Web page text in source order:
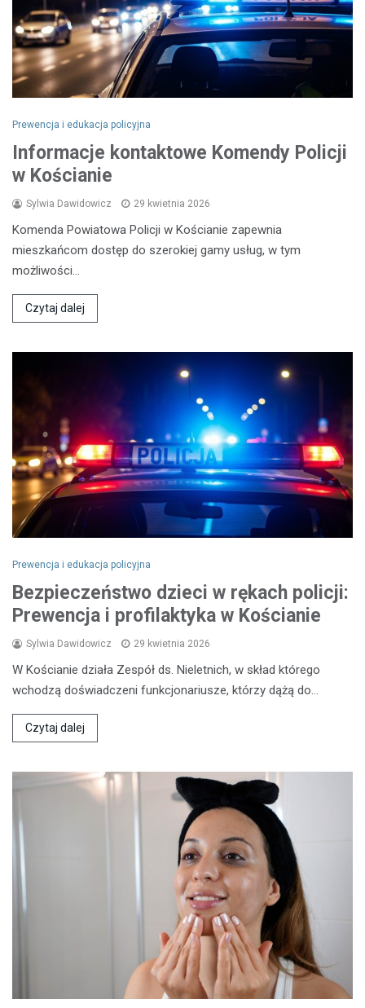
Prewencja i edukacja policyjna
Informacje kontaktowe Komendy Policji
w Kościanie
Sylwia Dawidowicz 29 kwietnia 2026
Komenda Powiatowa Policji w Kościanie zapewnia
mieszkańcom dostęp do szerokiej gamy usług, w tym
możliwości…
Czytaj dalej
Prewencja i edukacja policyjna
Bezpieczeństwo dzieci w rękach policji:
Prewencja i profilaktyka w Kościanie
Sylwia Dawidowicz 29 kwietnia 2026
W Kościanie działa Zespół ds. Nieletnich, w skład którego
wchodzą doświadczeni funkcjonariusze, którzy dążą do…
Czytaj dalej